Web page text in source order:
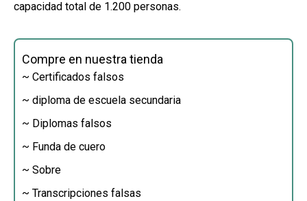
Compre en nuestra tienda
~ Certificados falsos
~ diploma de escuela secundaria
~ Diplomas falsos
~ Funda de cuero
~ Sobre
~ Transcripciones falsas
capacidad total de 1.200 personas.